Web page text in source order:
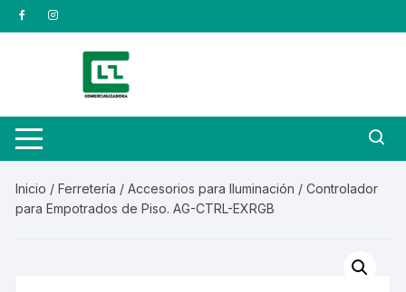
Saltar
al
Inicio /Ferretería /Accesorios para Iluminación / Controlador
para Empotrados de Piso. AG-CTRL-EXRGB